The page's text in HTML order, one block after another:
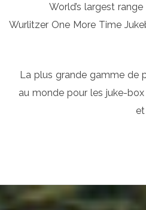
World’s largest
Wurlitzer One More Time
La plus grande gamme de
au monde pour les juke-